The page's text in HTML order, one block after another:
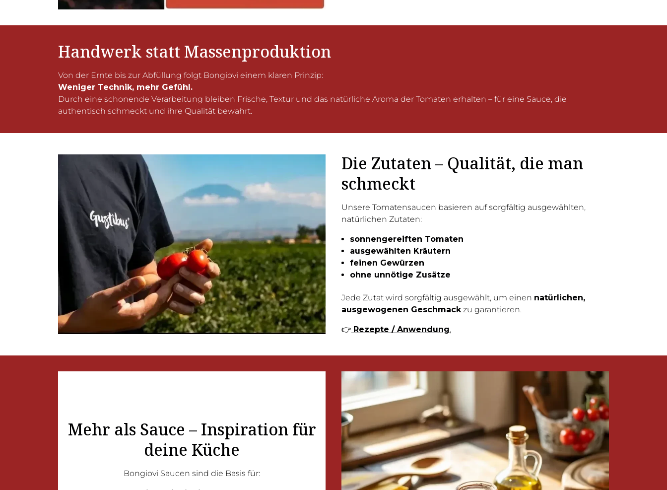
Handwerk statt Massenproduktion
Von der Ernte bis zur Abfüllung folgt Bongiovi einem klaren Prinzip:
Weniger Technik, mehr Gefühl.
Durch eine schonende Verarbeitung bleiben Frische, Textur und das natürliche Aroma der Tomaten erhalten – für eine Sauce, die
authentisch schmeckt und ihre Qualität bewahrt.
Die Zutaten – Qualität, die man
schmeckt
Unsere Tomatensaucen basieren auf sorgfältig ausgewählten,
natürlichen Zutaten:
sonnengereiften Tomaten
ausgewählten Kräutern
feinen Gewürzen
ohne unnötige Zusätze
Jede Zutat wird sorgfältig ausgewählt, um einen natürlichen,
ausgewogenen Geschmackzu garantieren.
👉 Rezepte / Anwendung,
Mehr als Sauce – Inspiration für
deine Küche
Bongiovi Saucen sind die Basis für: